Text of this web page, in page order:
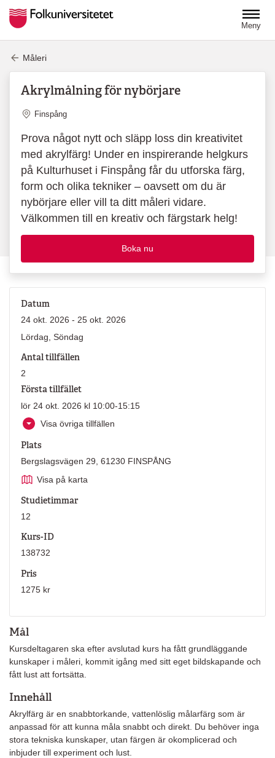
Meny
Måleri
Akrylmålning för nybörjare
Plats
Finspång
Prova något nytt och släpp loss din kreativitet
med akrylfärg! Under en inspirerande helgkurs
på Kulturhuset i Finspång får du utforska färg,
form och olika tekniker – oavsett om du är
nybörjare eller vill ta ditt måleri vidare.
Välkommen till en kreativ och färgstark helg!
Boka nu
Mål
Kursdeltagaren ska efter avslutad kurs ha fått grundläggande
kunskaper i måleri, kommit igång med sitt eget bildskapande och
fått lust att fortsätta.
Innehåll
Akrylfärg är en snabbtorkande, vattenlöslig målarfärg som är
anpassad för att kunna måla snabbt och direkt. Du behöver inga
stora tekniska kunskaper, utan färgen är okomplicerad och
inbjuder till experiment och lust.
Datum
24 okt. 2026 - 25 okt. 2026
Lördag, Söndag
Antal tillfällen
2
Första tillfället
lör 24 okt. 2026 kl 10:00-15:15
Visa övriga tillfällen
Plats
Bergslagsvägen 29, 61230 FINSPÅNG
Visa på karta
Studietimmar
12
Kurs-ID
138732
Pris
1275 kr